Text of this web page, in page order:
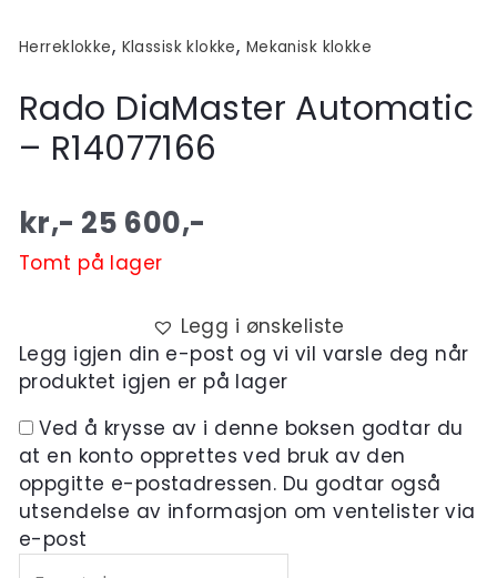
Herreklokke, Klassisk klokke, Mekanisk klokke
Rado DiaMaster Automatic
– R14077166
kr,- 25 600,-
Tomt på lager
Legg i ønskeliste
Legg igjen din e-post og vi vil varsle deg når
produktet igjen er på lager
Ved å krysse av i denne boksen godtar du
at en konto opprettes ved bruk av den
oppgitte e-postadressen. Du godtar også
utsendelse av informasjon om ventelister via
e-post